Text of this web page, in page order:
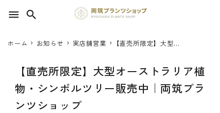
menu search
search
SEED 植物のタネ
PLANT 植物
ホーム お知らせ 実店舗営業
【直売所限定】大型オ
両筑プランツショップ
【直売所限定】大型オーストラリア植
物・シンボルツリー販売中｜両筑プラ
ンツショップ